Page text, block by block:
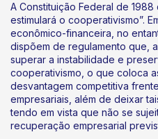
A Constituição Federal de
estimulará o cooperativismo”.
econômico-financeira, no
dispõem de regulamento que,
superar a instabilidade e
cooperativismo, o que coloca
desvantagem competitiva
empresariais, além de deixar
tendo em vista que não se
recuperação empresarial